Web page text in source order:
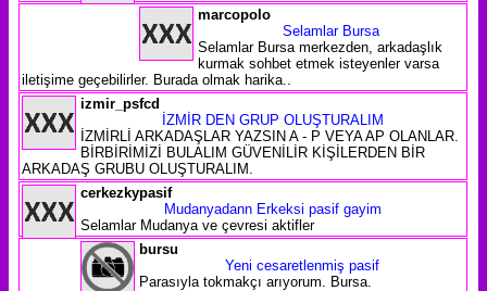
marcopolo
Selamlar Bursa
Selamlar Bursa merkezden, arkadaşlık
kurmak sohbet etmek isteyenler varsa
iletişime geçebilirler. Burada olmak harika..
izmir_psfcd
İZMİR DEN GRUP OLUŞTURALIM
İZMİRLİ ARKADAŞLAR YAZSIN A - P VEYA AP OLANLAR.
BİRBİRİMİZİ BULALIM GÜVENİLİR KİŞİLERDEN BİR
ARKADAŞ GRUBU OLUŞTURALIM.
cerkezkypasif
Mudanyadann Erkeksi pasif gayim
Selamlar Mudanya ve çevresi aktifler
bursu
Yeni cesaretlenmiş pasif
Parasıyla tokmakçı arıyorum. Bursa.